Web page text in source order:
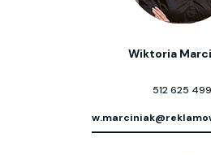
Wiktoria
512 625 499